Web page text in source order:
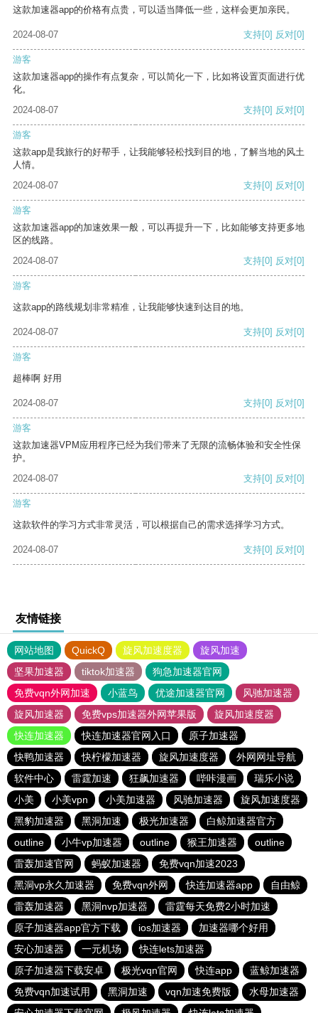
这款加速器app的价格有点贵，可以适当降低一些，这样会更加亲民。
2024-08-07 支持[0] 反对[0]
游客
这款加速器app的操作有点复杂，可以简化一下，比如将设置页面进行优
化。
2024-08-07
支持[0] 反对[0]
游客
这款app是我旅行的好帮手，让我能够轻松找到目的地，了解当地的风土
人情。
2024-08-07
支持[0] 反对[0]
游客
这款加速器app的加速效果一般，可以再提升一下，比如能够支持更多地
区的线路。
2024-08-07
支持[0] 反对[0]
游客
这款app的路线规划非常精准，让我能够快速到达目的地。
2024-08-07 支持[0] 反对[0]
游客
超棒啊 好用
2024-08-07 支持[0] 反对[0]
游客
这款加速器VPM应用程序已经为我们带来了无限的流畅体验和安全性保
护。
2024-08-07
支持[0] 反对[0]
游客
这款软件的学习方式非常灵活，可以根据自己的需求选择学习方式。
2024-08-07 支持[0] 反对[0]
友情链接
网站地图 QuickQ 旋风加速度器
旋风加速
坚果加速器
tiktok加速器
狗急加速器官网
免费vqn外网加速
小蓝鸟 优途加速器官网
风驰加速器
旋风加速器
免费vps加速器外网苹果版
旋风加速度器
快连加速器
快连加速器官网入口
原子加速器
快鸭加速器
快柠檬加速器 旋风加速度器
外网网址导航
软件中心
雷霆加速 狂飙加速器 哔咔漫画
瑞乐小说
小美
小美vpn 小美加速器 风驰加速器
旋风加速度器
黑豹加速器
黑洞加速 极光加速器
白鲸加速器官方
outline
小牛vp加速器 outline 猴王加速器
outline
雷轰加速官网
蚂蚁加速器
免费vqn加速2023
黑洞vp永久加速器
免费vqn外网 快连加速器app
自由鲸
雷轰加速器
黑洞nvp加速器
雷霆每天免费2小时加速
原子加速器app官方下载
ios加速器
加速器哪个好用
安心加速器
一元机场
快连lets加速器
原子加速器下载安卓
极光vqn官网 快连app
蓝鲸加速器
免费vqn加速试用
黑洞加速 vqn加速免费版
水母加速器